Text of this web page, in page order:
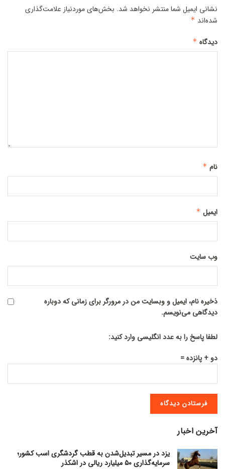
نشانی ایمیل شما منتشر نخواهد شد. بخش‌های موردنیاز علامت‌گذاری
شده‌اند *
دیدگاه *
نام *
ایمیل *
وب‌ سایت
ذخیره نام، ایمیل و وبسایت من در مرورگر برای زمانی که دوباره
دیدگاهی می‌نویسم.
لطفا پاسخ را به عدد انگلیسی وارد کنید:
دو + پانزده =
آخرین اخبار
یزد در مسیر تبدیل‌شدن به قطب گردشگری اسب کشور؛
سرمایه‌گذاری ۵۰ میلیارد ریالی در اشکذر